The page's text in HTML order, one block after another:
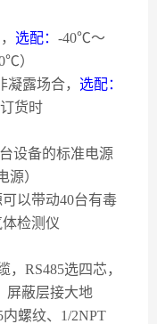
选配： -40℃～
℃）
凝露场合， 选配：
货时
设备的标准电源
源）
以带动40台有毒
检测仪
， RS485选四芯，
屏蔽层接大地
内螺纹、 1/2NPT